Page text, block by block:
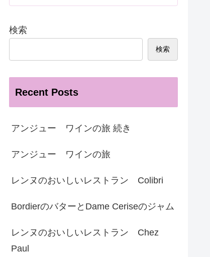
検索
検索
Recent Posts
アンジュー ワインの旅 続き
アンジュー ワインの旅
レンヌのおいしいレストラン Colibri
BordierのバターとDame Ceriseのジャム
レンヌのおいしいレストラン Chez
Paul